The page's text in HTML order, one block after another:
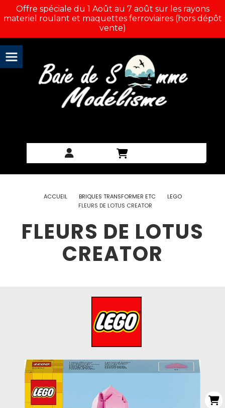
Offre spéciale du 1 Août au 7 août sur les rayons
materiel roulant et maquettes ferroviaires (hors dépôt
vente)
ACCUEIL BRIQUES TRANSFORMER ETC
LEGO
FLEURS DE LOTUS CREATOR
FLEURS DE LOTUS
CREATOR
Panneau de gestion des cookies